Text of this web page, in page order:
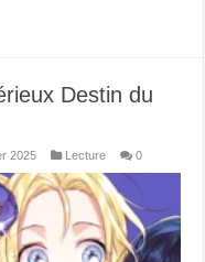
Destin du
2025 Lecture 0